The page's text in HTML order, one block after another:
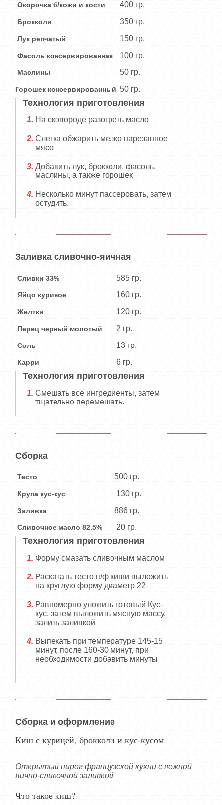
Окорочка б/кожи и кости 400 гр.
Брокколи 350 гр.
Лук репчатый 150 гр.
Фасоль консервированная 100 гр.
Маслины 50 гр.
Горошек консервированный 50 гр.
Технология приготовления
На сковороде разогреть масло
Слегка обжарить мелко нарезанное
мясо
Добавить лук, брокколи, фасоль,
маслины, а также горошек
Несколько минут пассеровать, затем
остудить.
Заливка сливочно-яичная
Сливки 33% 585 гр.
Яйцо куриное 160 гр.
Желтки 120 гр.
Перец черный молотый 2 гр.
Соль 13 гр.
Карри 6 гр.
Технология приготовления
Смешать все ингредиенты, затем
тщательно перемешать.
Сборка
Тесто 500 гр.
Крупа кус-кус 130 гр.
Заливка 886 гр.
Сливочное масло 82.5% 20 гр.
Технология приготовления
Форму смазать сливочным маслом
Раскатать тесто п/ф киши выложить
на круглую форму диаметр 22
Равномерно уложить готовый Кус-
кус, затем выложить мясную массу,
залить заливкой
Выпекать при температуре 145-15
минут, после 160-30 минут, при
необходимости добавить минуты
Сборка и оформление
Киш с курицей, брокколи и кус-кусом
Открытый пирог французской кухни с нежной
яично-сливочной заливкой
Что такое киш?